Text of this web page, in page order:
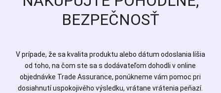
BEZPEČNOSŤ
V prípade, že sa kvalita produktu alebo dátum odoslania líšia
od toho, na čom ste sa s dodávateľom dohodli v online
objednávke Trade Assurance, ponúkneme vám pomoc pri
dosiahnutí uspokojivého výsledku, vrátane vrátenia peňazí.